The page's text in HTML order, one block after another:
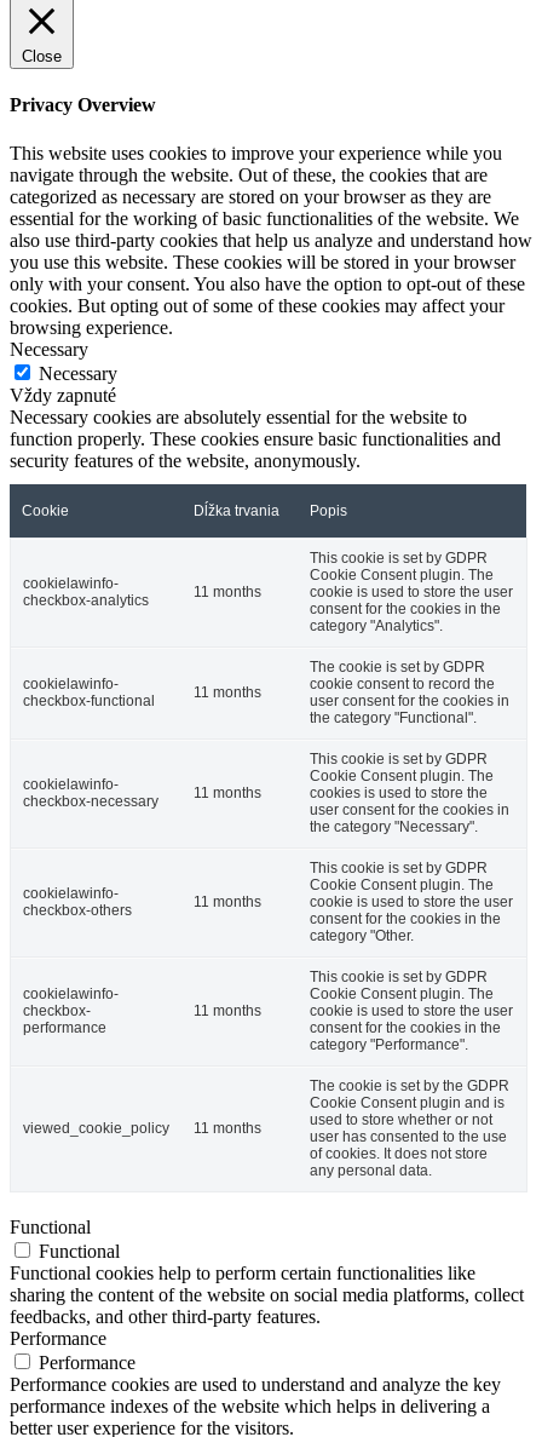
Close
Privacy Overview
This website uses cookies to improve your experience while you
navigate through the website. Out of these, the cookies that are
categorized as necessary are stored on your browser as they are
essential for the working of basic functionalities of the website. We
also use third-party cookies that help us analyze and understand how
you use this website. These cookies will be stored in your browser
only with your consent. You also have the option to opt-out of these
cookies. But opting out of some of these cookies may affect your
browsing experience.
Necessary
Necessary
Vždy zapnuté
Necessary cookies are absolutely essential for the website to
function properly. These cookies ensure basic functionalities and
security features of the website, anonymously.
Cookie Dĺžka trvania Popis
cookielawinfo-
checkbox-analytics
11 months
This cookie is set by GDPR
Cookie Consent plugin. The
cookie is used to store the user
consent for the cookies in the
category "Analytics".
cookielawinfo-
checkbox-functional
11 months
The cookie is set by GDPR
cookie consent to record the
user consent for the cookies in
the category "Functional".
cookielawinfo-
checkbox-necessary
11 months
This cookie is set by GDPR
Cookie Consent plugin. The
cookies is used to store the
user consent for the cookies in
the category "Necessary".
cookielawinfo-
checkbox-others
11 months
This cookie is set by GDPR
Cookie Consent plugin. The
cookie is used to store the user
consent for the cookies in the
category "Other.
cookielawinfo-
checkbox-
performance
11 months
This cookie is set by GDPR
Cookie Consent plugin. The
cookie is used to store the user
consent for the cookies in the
category "Performance".
viewed_cookie_policy 11 months
The cookie is set by the GDPR
Cookie Consent plugin and is
used to store whether or not
user has consented to the use
of cookies. It does not store
any personal data.
Functional
Functional
Functional cookies help to perform certain functionalities like
sharing the content of the website on social media platforms, collect
feedbacks, and other third-party features.
Performance
Performance
Performance cookies are used to understand and analyze the key
performance indexes of the website which helps in delivering a
better user experience for the visitors.